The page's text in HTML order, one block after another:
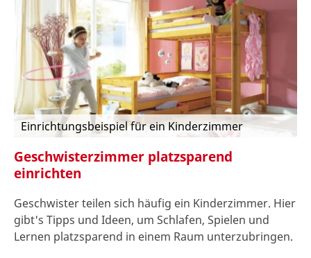
Einrichtungsbeispiel für ein Kinderzimmer
Geschwisterzimmer platzsparend
einrichten
Geschwister teilen sich häufig ein Kinderzimmer. Hier
gibt's Tipps und Ideen, um Schlafen, Spielen und
Lernen platzsparend in einem Raum unterzubringen.